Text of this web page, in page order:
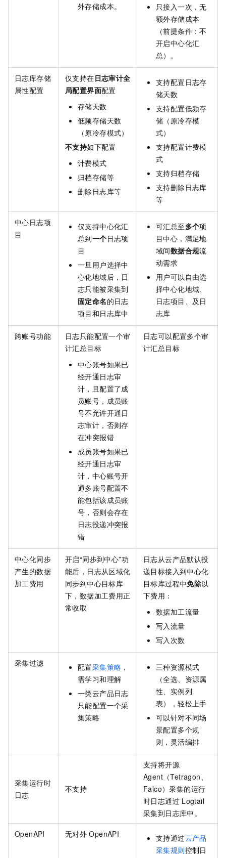
外存储成本。
只接入一次，无
额外存储成本
（前提条件：不
开启中心化汇
总）。
日志库存储
属性配置
仅支持在日志审计全
局配置界面配置
存储天数
低频存储天数
（原冷存模式）
不支持如下配置
计费模式
归档存储等
删除日志库等
支持配置日志存
储天数
支持配置低频存
储（原冷存模
式）
支持配置计费模
式
支持归档存储
支持删除日志库
等
中心日志项
目
仅支持中心化汇
总到一个日志项
目
一旦用户选择中
心化地域后，日
志只能被采集到
固定命名的日志
项目和日志库中
可汇总至多个项
目中心，满足地
域间数据合规流
动需求
用户可以自由选
择中心化地域、
日志项目、及日
志库
跨账号功能
日志只能配置一个审
计汇总目标
中心账号如果已
经开通日志审
计，且配置了成
员账号，成员账
号不允许开通日
志审计，否则存
在冲突报错
成员账号如果已
经开通日志审
计，中心账号开
通多账号配置不
能包括该成员账
号，否则会存在
日志投递冲突报
错
日志可以配置多个审
计汇总目标
中心化同步
产生的数据
加工费用
开启“同步到中心”功
能后，日志从区域化
同步到中心目标库
下，数据加工费用正
常收取
日志从云产品默认投
递目标接入到中心化
目标库过程中免除以
下费用：
数据加工流量
写入流量
写入次数
采集过滤 配置采集策略 ，
需学习和理解
一类云产品日志
只能配置一个采
集策略
三种资源模式
（全选、资源属
性、实例列
表），轻松上手
可以针对不同场
景配置多个规
则，灵活编排
采集运行时
日志
不支持
支持将开源
Agent（Tetragon、
Falco）采集的运行
时日志通过 Logtail
采集到日志库中。
OpenAPI 无对外 OpenAPI 支持通过云产品
采集规则控制日